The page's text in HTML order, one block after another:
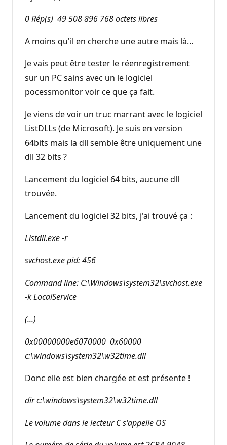
0 Rép(s) 49 508 896 768 octets libres
A moins qu'il en cherche une autre mais là...
Je vais peut être tester le réenregistrement
sur un PC sains avec un le logiciel
pocessmonitor voir ce que ça fait.
Je viens de voir un truc marrant avec le logiciel
ListDLLs (de Microsoft). Je suis en version
64bits mais la dll semble être uniquement une
dll 32 bits ?
Lancement du logiciel 64 bits, aucune dll
trouvée.
Lancement du logiciel 32 bits, j'ai trouvé ça :
Listdll.exe -r
svchost.exe pid: 456
Command line: C:\Windows\system32\svchost.exe
-k LocalService
(...)
0x00000000e6070000 0x60000
c:\windows\system32\w32time.dll
Donc elle est bien chargée et est présente !
dir c:\windows\system32\w32time.dll
Le volume dans le lecteur C s'appelle OS